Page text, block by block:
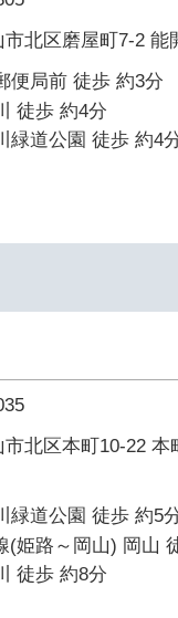
市北区磨屋町7-2 能
便局前 徒歩 約3分
徒歩 約4分
緑道公園 徒歩 約4
市北区本町10-22 本
緑道公園 徒歩 約5
(姫路～岡山) 岡山
徒歩 約8分